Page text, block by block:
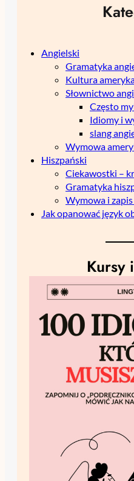
Angielski
Gramatyka
Kultura
Słownictwo
Często
Idiomy i
slang
Wymowa
Hiszpański
Ciekawostki –
Gramatyka
Wymowa i
Jak opanować język
Kursy